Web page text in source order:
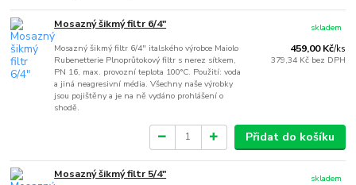
Mosazný šikmý filtr 6/4"
Mosazný šikmý filtr 6/4" italského výrobce Maiolo
Rubenetterie Plnoprůtokový filtr s nerez sítkem,
PN 16, max. provozní teplota 100°C. Použití: voda
a jiná neagresivní média. Všechny naše výrobky
jsou pojištěny a je na ně vydáno prohlášení o
shodě.
459,00 Kč/ks
379,34 Kč bez DPH
skladem
Přidat do košíku
Mosazný šikmý filtr 5/4" skladem